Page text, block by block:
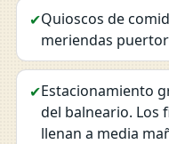
✔Quioscos de
meriendas
✔Estacionamiento
del balneario. Los
llenan a media